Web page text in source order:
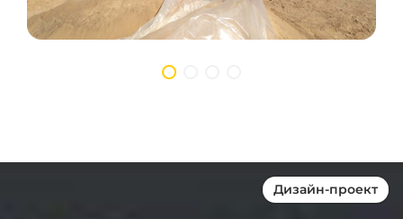
Дизайн-проект